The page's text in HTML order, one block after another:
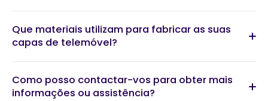
Que materiais utilizam para fabricar as suas
capas de telemóvel?
Como posso contactar-vos para obter mais
informações ou assistência?